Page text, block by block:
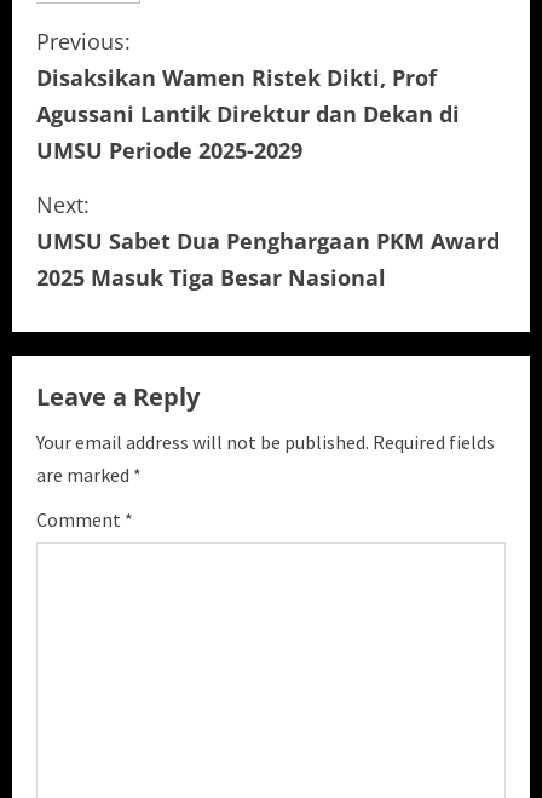
C
o
n
t
i
n
u
e
R
e
a
Previous:
Disaksikan Wamen Ristek Dikti, Prof
Agussani Lantik Direktur dan Dekan di
UMSU Periode 2025-2029
Next:
UMSU Sabet Dua Penghargaan PKM Award
2025 Masuk Tiga Besar Nasional
Leave a Reply
Your email address will not be published. Required fields
are marked *
Comment *